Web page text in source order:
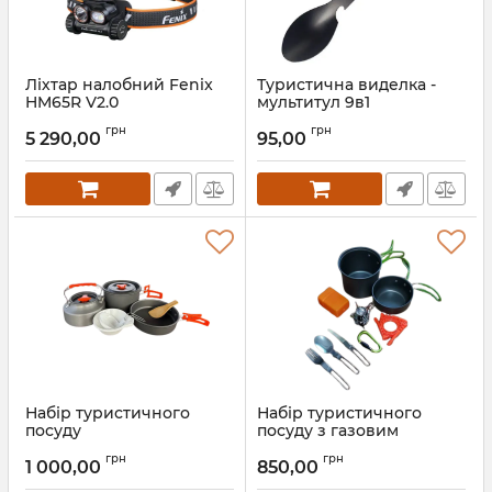
Ліхтар налобний Fenix
HM65R V2.0
5 290,00 грн
Туристична виделка -
мультитул 9в1
95,00 грн
Набір туристичного
посуду
1 000,00 грн
Набір туристичного
посуду з газовим
850,00 грн